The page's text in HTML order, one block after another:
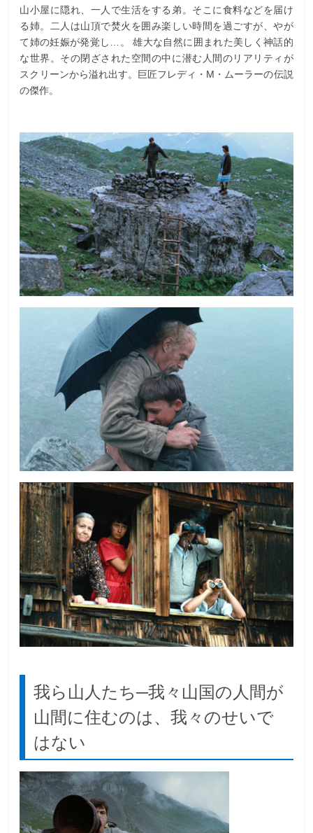
山小屋に隠れ、一人で生活をする弟。そこに食料などを届け
る姉。二人は山頂で焚火を囲み楽しい時間を過ごすが、やが
て姉の妊娠が発覚し…。 雄大な自然に囲まれた美しく神話的
な世界。その閉ざされた空間の中に潜む人間のリアリティが
スクリーンから溢れ出す。巨匠フレディ・M・ムーラーの伝説
の傑作。
我ら山人たち─我々山国の人間が
山間に住むのは、我々のせいで
はない